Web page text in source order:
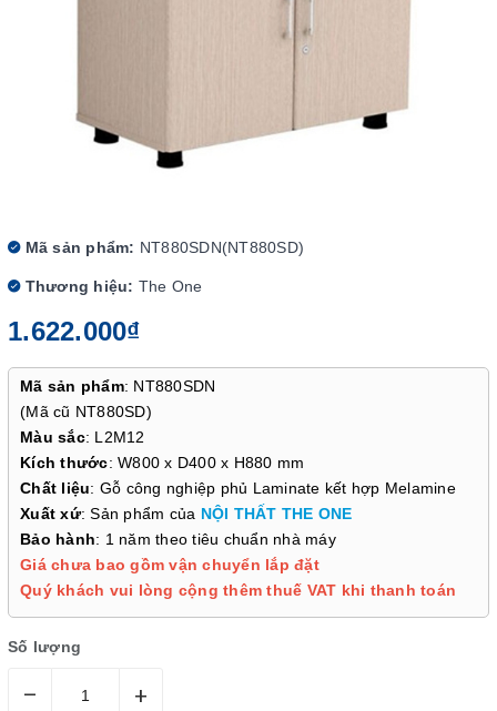
Mã sản phẩm: NT880SDN(NT880SD)
Thương hiệu: The One
1.622.000₫
Mã sản phẩm: NT880SDN
(Mã cũ NT880SD)
Màu sắc: L2M12
Kích thước: W800 x D400 x H880 mm
Chất liệu: Gỗ công nghiệp phủ Laminate kết hợp Melamine
Xuất xứ: Sản phẩm của NỘI THẤT THE ONE
Bảo hành: 1 năm theo tiêu chuẩn nhà máy
Giá chưa bao gồm vận chuyển lắp đặt
Quý khách vui lòng cộng thêm thuế VAT khi thanh toán
Số lượng
– +